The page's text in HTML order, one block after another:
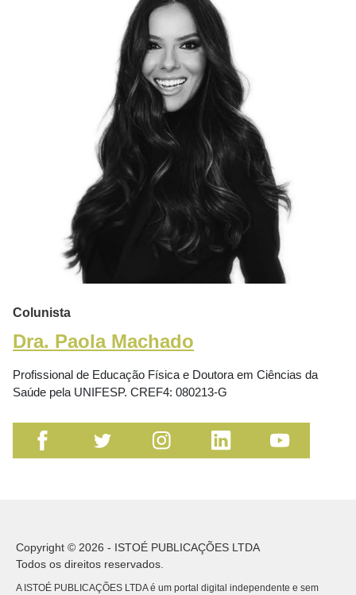
Colunista
Dra. Paola Machado
Profissional de Educação Física e Doutora em Ciências da
Saúde pela UNIFESP. CREF4: 080213-G
Copyright © 2026 - ISTOÉ PUBLICAÇÕES LTDA
Todos os direitos reservados.
A ISTOÉ PUBLICAÇÕES LTDA é um portal digital independente e sem